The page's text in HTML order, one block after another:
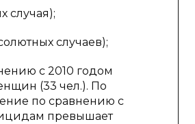
случая);
случаев);
с 2010 годом
(33 чел.). По
по сравнению с
превышает